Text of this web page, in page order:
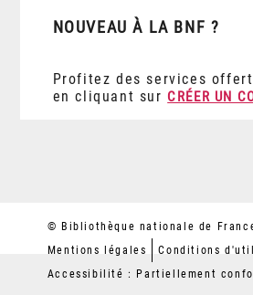
NOUVEAU À LA BNF ?
Profitez des services
en cliquant sur CRÉER UN
© Bibliothèque nationale de
Mentions légales
Conditions
Accessibilité : Partiellement